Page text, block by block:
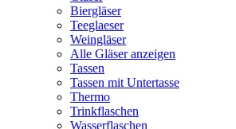
Biergläser
Teeglaeser
Weingläser
Alle Gläser anzeigen
Tassen
Tassen mit Untertasse
Thermo
Trinkflaschen
Wasserflaschen